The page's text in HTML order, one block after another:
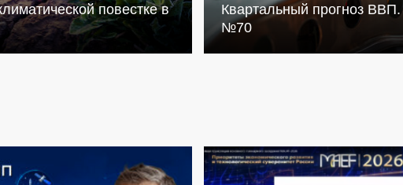
повестке в
Квартальный прогноз
№70